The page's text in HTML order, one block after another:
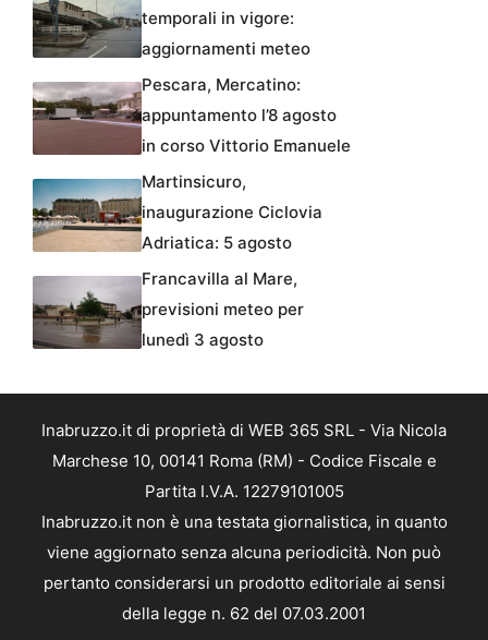
temporali in vigore:
aggiornamenti meteo
Pescara, Mercatino:
appuntamento l’8 agosto
in corso Vittorio Emanuele
Martinsicuro,
inaugurazione Ciclovia
Adriatica: 5 agosto
Francavilla al Mare,
previsioni meteo per
lunedì 3 agosto
Inabruzzo.it di proprietà di WEB 365 SRL - Via Nicola
Marchese 10, 00141 Roma (RM) - Codice Fiscale e
Partita I.V.A. 12279101005
Inabruzzo.it non è una testata giornalistica, in quanto
viene aggiornato senza alcuna periodicità. Non può
pertanto considerarsi un prodotto editoriale ai sensi
della legge n. 62 del 07.03.2001